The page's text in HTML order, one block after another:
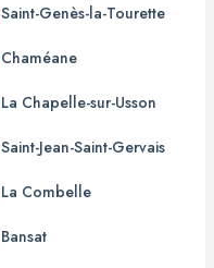
Saint-Genès-la-Tourette
Chaméane
La Chapelle-sur-Usson
Saint-Jean-Saint-Gervais
La Combelle
Bansat